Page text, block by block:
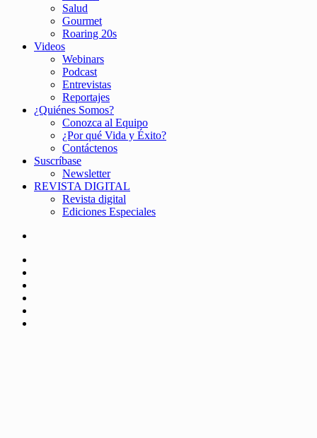
Salud
Gourmet
Roaring 20s
Videos
Webinars
Podcast
Entrevistas
Reportajes
¿Quiénes Somos?
Conozca al Equipo
¿Por qué Vida y Éxito?
Contáctenos
Suscríbase
Newsletter
REVISTA DIGITAL
Revista digital
Ediciones Especiales